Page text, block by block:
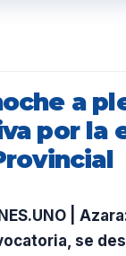
a
por la
|
se